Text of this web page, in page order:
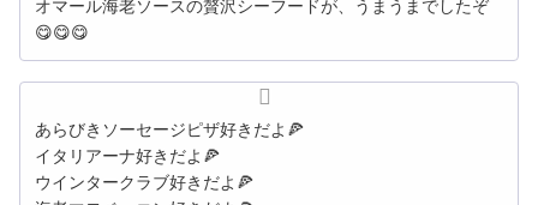
オマール海老ソースの贅沢シーフードが、うまうまでしたぞ
😋😋😋
あらびきソーセージピザ好きだよ🍕
イタリアーナ好きだよ🍕
ウインタークラブ好きだよ🍕